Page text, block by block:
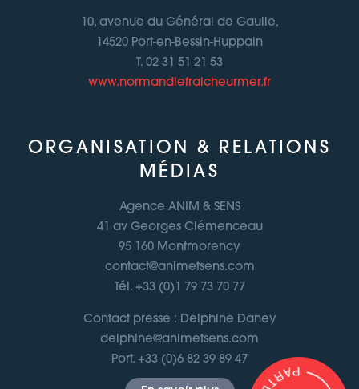
10, avenue du Général de Gaulle,
14520 Port-en-Bessin-Huppain
T. 02 31 51 21 53
www.normandiefraicheurmer.fr
ORGANISATION & RELATIONS
MÉDIAS
Agence ANIM & SENS
41 av Georges Clémenceau
95 160 Montmorency
contact@animetsens.com
Tél. +33 (0)1 79 73 70 77
Contact presse : Delphine Daney
delphine@animetsens.com
Port. +33 (0)6 82 39 89 47